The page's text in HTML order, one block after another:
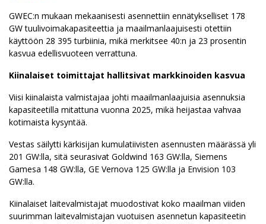
GWEC:n mukaan mekaanisesti asennettiin ennätykselliset 178
GW tuulivoimakapasiteettia ja maailmanlaajuisesti otettiin
käyttöön 28 395 turbiinia, mikä merkitsee 40:n ja 23 prosentin
kasvua edellisvuoteen verrattuna.
Kiinalaiset toimittajat hallitsivat markkinoiden kasvua
Viisi kiinalaista valmistajaa johti maailmanlaajuisia asennuksia
kapasiteetilla mitattuna vuonna 2025, mikä heijastaa vahvaa
kotimaista kysyntää.
Vestas säilytti kärkisijan kumulatiivisten asennusten määrässä yli
201 GW:lla, sitä seurasivat Goldwind 163 GW:lla, Siemens
Gamesa 148 GW:lla, GE Vernova 125 GW:lla ja Envision 103
GW:lla.
Kiinalaiset laitevalmistajat muodostivat koko maailman viiden
suurimman laitevalmistajan vuotuisen asennetun kapasiteetin